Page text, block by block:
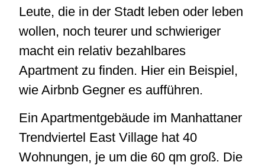
Leute, die in der Stadt leben oder leben
wollen, noch teurer und schwieriger
macht ein relativ bezahlbares
Apartment zu finden. Hier ein Beispiel,
wie Airbnb Gegner es aufführen.
Ein Apartmentgebäude im Manhattaner
Trendviertel East Village hat 40
Wohnungen, je um die 60 qm groß. Die